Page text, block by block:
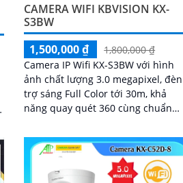
CAMERA WIFI KBVISION KX-
S3BW
1,500,000 ₫
1,800,000 ₫
Camera IP Wifi KX-S3BW với hình
ảnh chất lượng 3.0 megapixel, đèn
trợ sáng Full Color tới 30m, khả
năng quay quét 360 cùng chuẩn
động và thu được...